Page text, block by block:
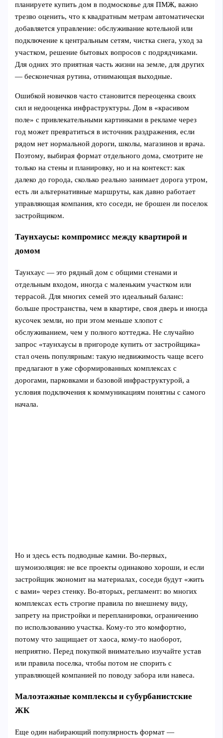
планируете купить дом в подмосковье для ПМЖ, важно
трезво оценить, что к квадратным метрам автоматически
добавляется управление: обслуживание котельной или
подключение к центральным сетям, чистка снега, уход за
участком, решение бытовых вопросов с подрядчиками.
Для одних это приятная часть жизни на земле, для других
— бесконечная рутина, отнимающая выходные.
Ошибкой новичков часто становится переоценка своих
сил и недооценка инфраструктуры. Дом в «красивом
поле» с привлекательными картинками в рекламе через
год может превратиться в источник раздражения, если
рядом нет нормальной дороги, школы, магазинов и врача.
Поэтому, выбирая формат отдельного дома, смотрите не
только на стены и планировку, но и на контекст: как
далеко до города, сколько реально занимает дорога утром,
есть ли альтернативные маршруты, как давно работает
управляющая компания, кто соседи, не брошен ли поселок
застройщиком.
Таунхаусы: компромисс между квартирой и
домом
Таунхаус — это рядный дом с общими стенами и
отдельным входом, иногда с маленьким участком или
террасой. Для многих семей это идеальный баланс:
больше пространства, чем в квартире, своя дверь и иногда
кусочек земли, но при этом меньше хлопот с
обслуживанием, чем у полного коттеджа. Не случайно
запрос «таунхаусы в пригороде купить от застройщика»
стал очень популярным: такую недвижимость чаще всего
предлагают в уже сформированных комплексах с
дорогами, парковками и базовой инфраструктурой, а
условия подключения к коммуникациям понятны с самого
начала.
Но и здесь есть подводные камни. Во‑первых,
шумоизоляция: не все проекты одинаково хороши, и если
застройщик экономит на материалах, соседи будут «жить
с вами» через стенку. Во‑вторых, регламент: во многих
комплексах есть строгие правила по внешнему виду,
запрету на пристройки и перепланировки, ограничению
по использованию участка. Кому‑то это комфортно,
потому что защищает от хаоса, кому‑то наоборот,
неприятно. Перед покупкой внимательно изучайте устав
или правила поселка, чтобы потом не спорить с
управляющей компанией по поводу забора или навеса.
Малоэтажные комплексы и субурбанистские
ЖК
Еще один набирающий популярность формат —